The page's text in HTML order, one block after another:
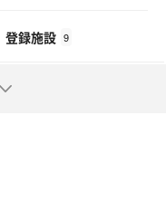
登録施設 9